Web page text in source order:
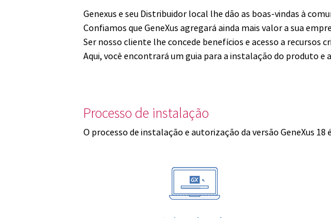
Genexus e seu Distribuidor local lhe dão as boas-vindas à
Confiamos que GeneXus agregará ainda mais valor a sua
Ser nosso cliente lhe concede benefícios e acesso a
Aqui, você encontrará um guia para a instalação do produto
Processo de instalação
O processo de instalação e autorização da versão GeneXus